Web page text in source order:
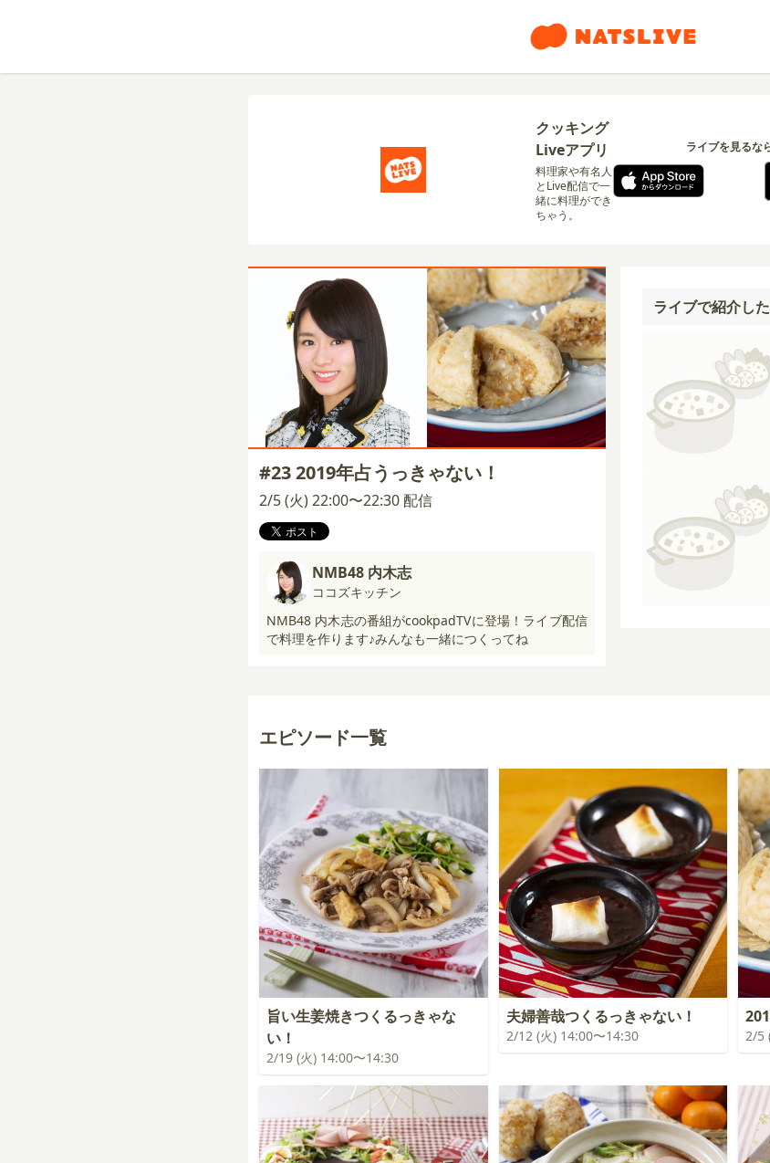
クッキング
Liveアプリ
料理家や有名人
とLive配信で一
緒に料理ができ
ちゃう。
ライブを見るな
#23 2019年占うっきゃない！
2/5 (火) 22:00〜22:30 配信
NMB48 内木志
ココズキッチン
NMB48 内木志の番組がcookpadTVに登場！ライブ配信
で料理を作ります♪みんなも一緒につくってね
ライブで紹介し
エピソード一覧
旨い生姜焼きつくるっきゃな
い！
2/19 (火) 14:00〜14:30
夫婦善哉つくるっきゃない！
2/12 (火) 14:00〜14:30 2/5